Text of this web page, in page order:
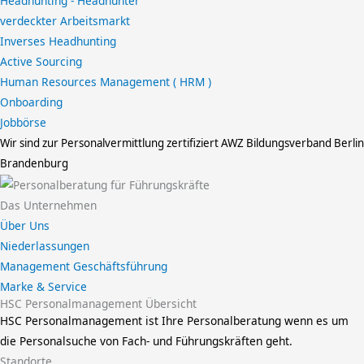
verdeckter Arbeitsmarkt
Inverses Headhunting
Active Sourcing
Human Resources Management ( HRM )
Onboarding
Jobbörse
Wir sind zur Personalvermittlung zertifiziertAWZ Bildungsverband Berlin
Brandenburg
Das Unternehmen
Über Uns
Niederlassungen
Management Geschäftsführung
Marke & Service
HSC Personalmanagement Übersicht
HSC Personalmanagement ist Ihre Personalberatung wenn es um
die Personalsuche von Fach- und Führungskräften geht.